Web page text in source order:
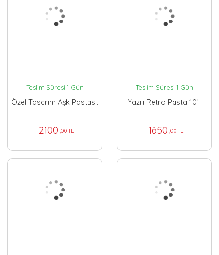
Teslim Süresi 1 Gün
Özel Tasarım Aşk Pastası.
2100 ,00 TL
Teslim Süresi 1 Gün
Yazılı Retro Pasta 101.
1650 ,00 TL